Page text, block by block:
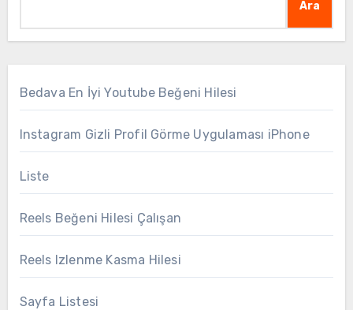
Ara
Bedava En İyi Youtube Beğeni Hilesi
Instagram Gizli Profil Görme Uygulaması iPhone
Liste
Reels Beğeni Hilesi Çalışan
Reels Izlenme Kasma Hilesi
Sayfa Listesi